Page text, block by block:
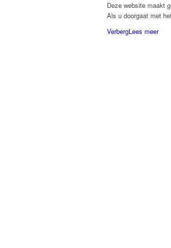
Deze website maakt
Als u doorgaat met
VerbergLees meer